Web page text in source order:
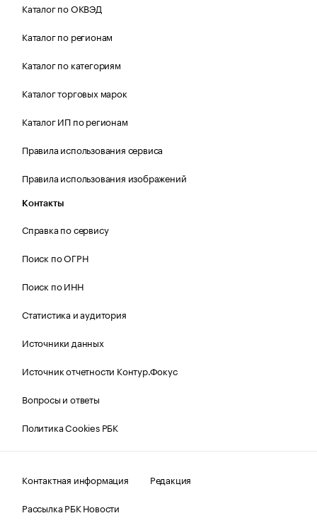
Каталог по ОКВЭД
Каталог по регионам
Каталог по категориям
Каталог торговых марок
Каталог ИП по регионам
Правила использования сервиса
Правила использования изображений
Контакты
Справка по сервису
Поиск по ОГРН
Поиск по ИНН
Статистика и аудитория
Источники данных
Источник отчетности Контур.Фокус
Вопросы и ответы
Политика Cookies РБК
Контактная информация
Редакция
Рассылка РБК Новости